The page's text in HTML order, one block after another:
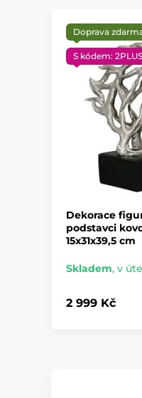
Doprava
S kódem:
Dekorace
podstavci
15x31x39,5 cm
Skladem, v
2 999 Kč